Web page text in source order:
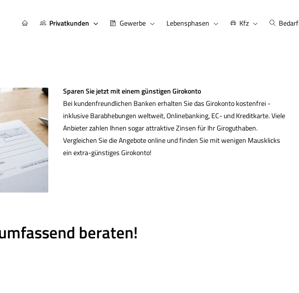
Privatkunden Gewerbe Lebensphasen Kfz Bedarf
Sparen Sie jetzt mit einem günstigen Giro­konto
Bei kundenfreundlichen Banken erhalten Sie das Giro­konto kostenfrei -
inklusive Barabhebungen weltweit, Onlinebanking, EC- und Kredit­karte. Viele
Anbieter zahlen Ihnen sogar attraktive Zinsen für Ihr Giroguthaben.
Vergleichen Sie die Angebote online und finden Sie mit wenigen Mausklicks
ein extra-günstiges Giro­konto!
beraten!